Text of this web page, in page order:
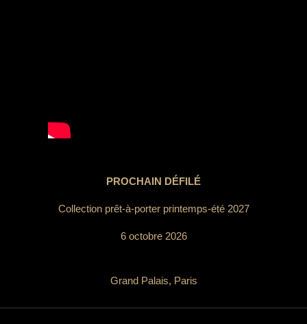
PROCHAIN DÉFILÉ
Collection prêt-à-porter printemps-été 2027
6 octobre 2026
Grand Palais, Paris